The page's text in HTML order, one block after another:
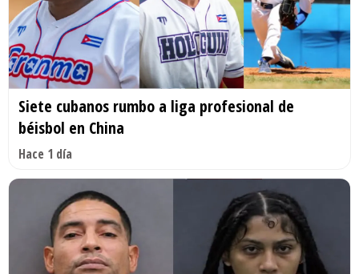
Siete cubanos rumbo a liga profesional de
béisbol en China
Hace 1 día